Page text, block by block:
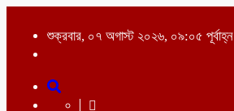
শুক্রবার, ০৭ অগাস্ট ২০২৬, ০৯:০৫ পূর্বাহ্ন